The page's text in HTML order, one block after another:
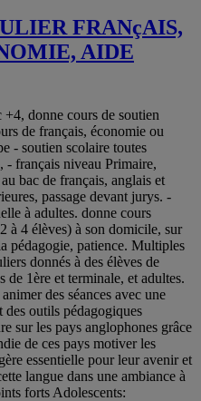
FRANçAIS,
AIDE
+4, donne cours de soutien
de français, économie ou
- soutien scolaire toutes
- français niveau Primaire,
bac de français, anglais et
passage devant jurys. -
à adultes. donne cours
à 4 élèves) à son domicile, sur
pédagogie, patience. Multiples
donnés à des élèves de
de 1ère et terminale, et adultes.
des séances avec une
des outils pédagogiques
sur les pays anglophones grâce
de ces pays motiver les
essentielle pour leur avenir et
langue dans une ambiance à
forts Adolescents: